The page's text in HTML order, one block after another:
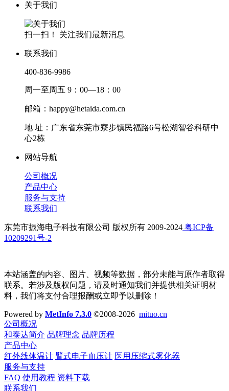
关于我们
扫一扫！ 关注我们最新消息
联系我们
400-836-9986
周一至周五 9：00—18：00
邮箱：happy@hetaida.com.cn
地 址：广东省东莞市寮步镇民福路6号松湖智谷科研中
心2栋
网站导航
公司概况
产品中心
服务与支持
联系我们
东莞市振海电子科技有限公司 版权所有 2009-2024 粤ICP备
10209291号-2
本站涵盖的内容、图片、视频等数据，部分未能与原作者取得
联系。若涉及版权问题，请及时通知我们并提供相关证明材
料，我们将支付合理报酬或立即予以删除！
Powered by MetInfo 7.3.0 ©2008-2026 mituo.cn
公司概况
和泰达简介 品牌理念 品牌历程
产品中心
红外线体温计 臂式电子血压计 医用压缩式雾化器
服务与支持
FAQ 使用教程 资料下载
联系我们